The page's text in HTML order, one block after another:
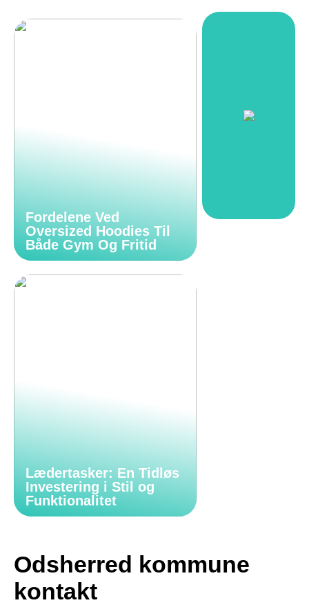
Fordelene Ved
Oversized Hoodies Til
Både Gym Og Fritid
Lædertasker: En Tidløs
Investering i Stil og
Funktionalitet
Odsherred kommune
kontakt